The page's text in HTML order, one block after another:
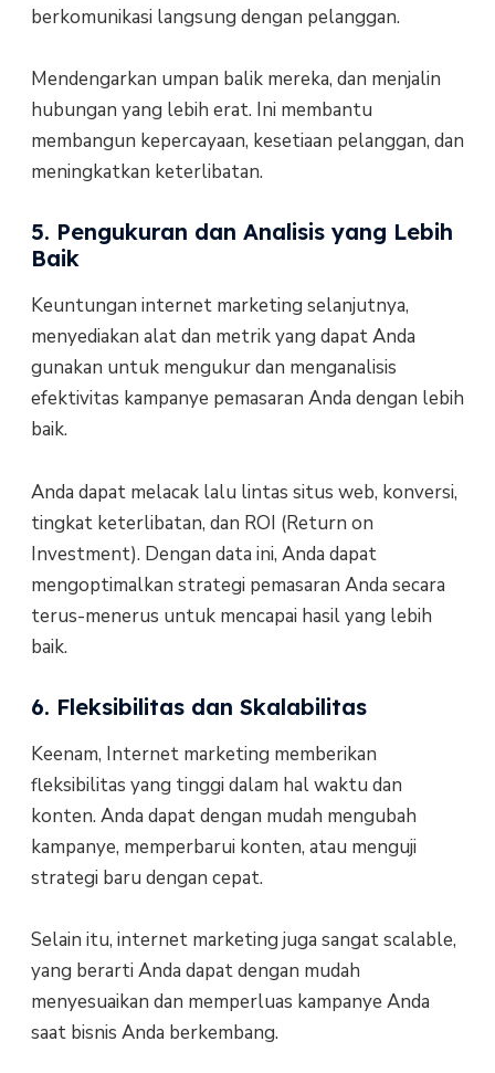
berkomunikasi langsung dengan pelanggan.
Mendengarkan umpan balik mereka, dan menjalin
hubungan yang lebih erat. Ini membantu
membangun kepercayaan, kesetiaan pelanggan, dan
meningkatkan keterlibatan.
5. Pengukuran dan Analisis yang Lebih
Baik
Keuntungan internet marketing selanjutnya,
menyediakan alat dan metrik yang dapat Anda
gunakan untuk mengukur dan menganalisis
efektivitas kampanye pemasaran Anda dengan lebih
baik.
Anda dapat melacak lalu lintas situs web, konversi,
tingkat keterlibatan, dan ROI (Return on
Investment). Dengan data ini, Anda dapat
mengoptimalkan strategi pemasaran Anda secara
terus-menerus untuk mencapai hasil yang lebih
baik.
6. Fleksibilitas dan Skalabilitas
Keenam, Internet marketing memberikan
fleksibilitas yang tinggi dalam hal waktu dan
konten. Anda dapat dengan mudah mengubah
kampanye, memperbarui konten, atau menguji
strategi baru dengan cepat.
Selain itu, internet marketing juga sangat scalable,
yang berarti Anda dapat dengan mudah
menyesuaikan dan memperluas kampanye Anda
saat bisnis Anda berkembang.